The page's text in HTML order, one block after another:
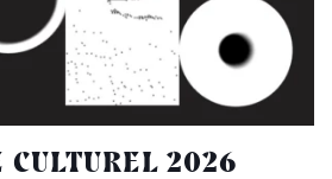
CULTUREL 2026